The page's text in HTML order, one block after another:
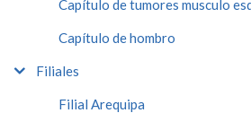
Capítulo de tumores musculo
Capítulo de hombro
Filiales
Filial Arequipa